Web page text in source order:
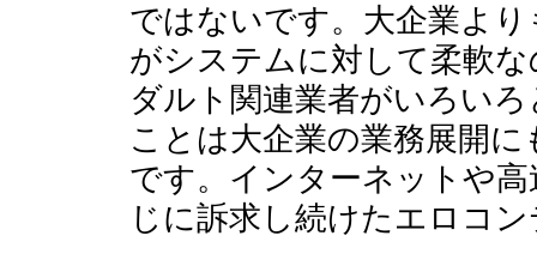
ではないです。大企業よ
がシステムに対して柔軟
ダルト関連業者がいろい
ことは大企業の業務展開
です。インターネットや
じに訴求し続けたエロコ